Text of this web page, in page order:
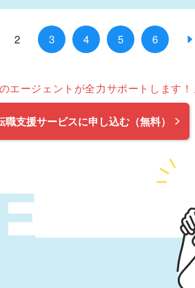
2 3 4 5 6
エージェントが全力サポートします！
職支援サービスに申し込む（無料）